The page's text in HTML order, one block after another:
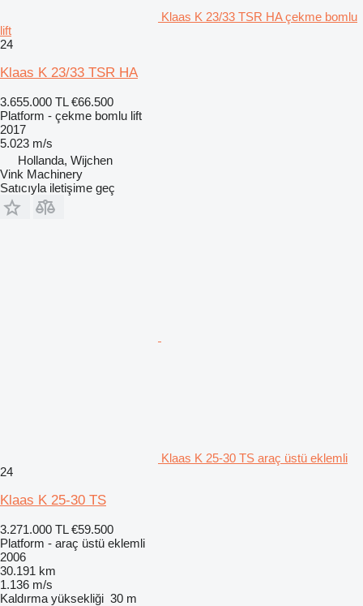
Klaas K 23/33 TSR HA çekme bomlu
lift
24
Klaas K 23/33 TSR HA
3.655.000 TL €66.500
Platform - çekme bomlu lift
2017
5.023 m/s
Hollanda, Wijchen
Vink Machinery
Satıcıyla iletişime geç
Klaas K 25-30 TS araç üstü eklemli
24
Klaas K 25-30 TS
3.271.000 TL €59.500
Platform - araç üstü eklemli
2006
30.191 km
1.136 m/s
Kaldırma yüksekliği 30 m